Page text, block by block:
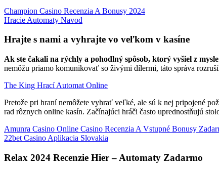
Champion Casino Recenzia A Bonusy 2024
Hracie Automaty Navod
Hrajte s nami a vyhrajte vo veľkom v kasíne
Ak ste čakali na rýchly a pohodlný spôsob, ktorý vyšiel z
nemôžu priamo komunikovať so živými dílermi, táto správa
The King Hrací Automat Online
Pretože pri hraní nemôžete vyhrať veľké, ale sú k nej pripojené
rad rôznych online kasín. Začínajúci hráči často uprednostňujú
Amunra Casino Online Casino Recenzia A Vstupné Bonusy
22bet Casino Aplikacia Slovakia
Relax 2024 Recenzie Hier – Automaty Zadarmo